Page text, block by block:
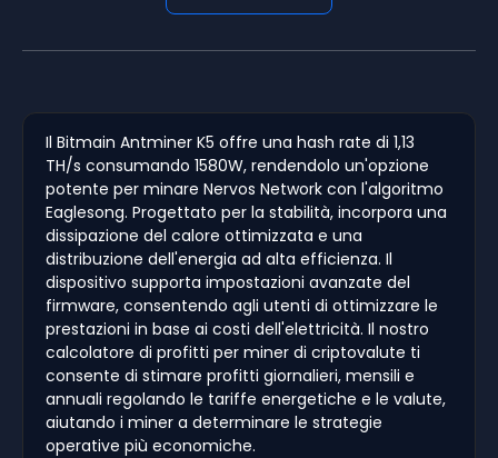
Il Bitmain Antminer K5 offre una hash rate di 1,13
TH/s consumando 1580W, rendendolo un'opzione
potente per minare Nervos Network con l'algoritmo
Eaglesong. Progettato per la stabilità, incorpora una
dissipazione del calore ottimizzata e una
distribuzione dell'energia ad alta efficienza. Il
dispositivo supporta impostazioni avanzate del
firmware, consentendo agli utenti di ottimizzare le
prestazioni in base ai costi dell'elettricità. Il nostro
calcolatore di profitti per miner di criptovalute ti
consente di stimare profitti giornalieri, mensili e
annuali regolando le tariffe energetiche e le valute,
aiutando i miner a determinare le strategie
operative più economiche.